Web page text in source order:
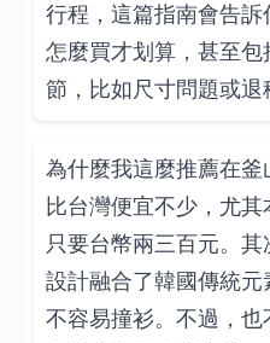
行程，這篇指南會告訴
怎麼買才划算，甚至包
節，比如尺寸問題或退
為什麼我這麼推薦在
比台灣便宜不少，尤
只要台幣兩三百元。
設計融合了韓國傳統
不容易撞衫。不過，也